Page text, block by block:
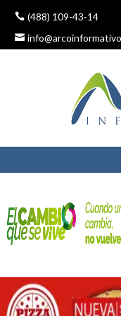
(488) 109-43-14